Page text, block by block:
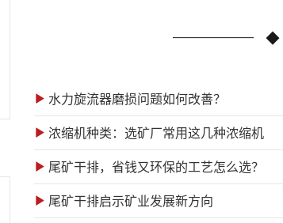
水力旋流器磨损问题如何改善？
浓缩机种类：选矿厂常用这几种浓缩机
尾矿干排，省钱又环保的工艺怎么选？
尾矿干排启示矿业发展新方向